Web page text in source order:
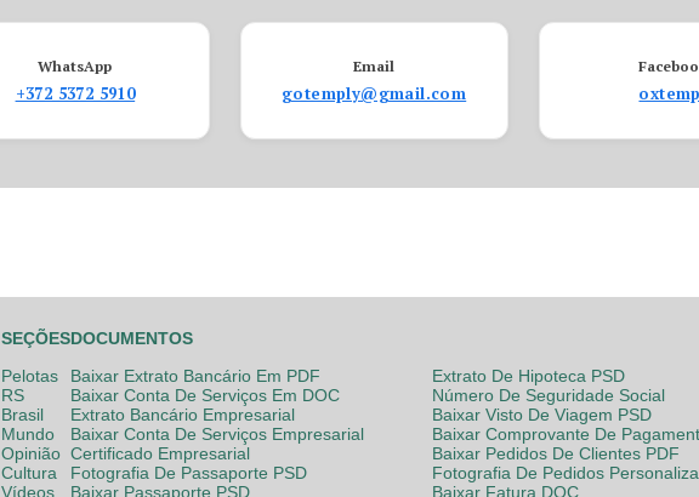
WhatsApp
+372 5372 5910
Email
gotemply@gmail.com
SEÇÕES
Pelotas
RS
Brasil
Mundo
Opinião
Cultura
Vídeos
DOCUMENTOS
Baixar Extrato Bancário Em PDF
Baixar Conta De Serviços Em DOC
Extrato Bancário Empresarial
Baixar Conta De Serviços Empresarial
Certificado Empresarial
Fotografia De Passaporte PSD
Baixar Passaporte PSD
Extrato De Hipoteca PSD
Número De Seguridade Social
Baixar Visto De Viagem PSD
Baixar Comprovante De
Baixar Pedidos De Clientes PDF
Fotografia De Pedidos
Baixar Fatura DOC